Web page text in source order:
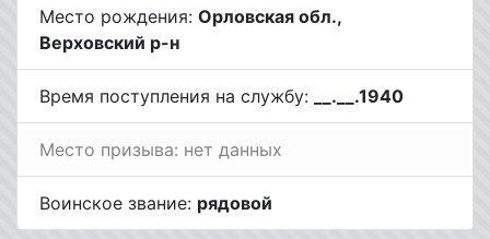
Место рождения: Орловская обл.,
Верховский р-н
Время поступления на службу: __.__.1940
Место призыва: нет данных
Воинское звание: рядовой